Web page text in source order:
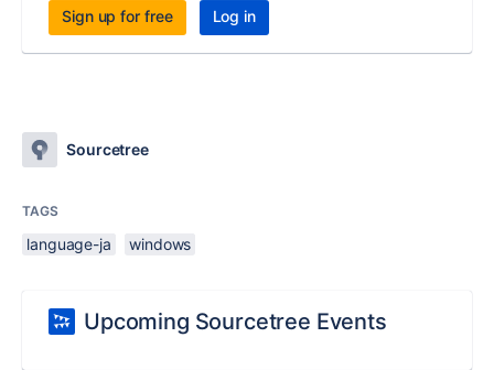
Sign up for free Log in
Sourcetree
TAGS
language-ja windows
Upcoming Sourcetree Events